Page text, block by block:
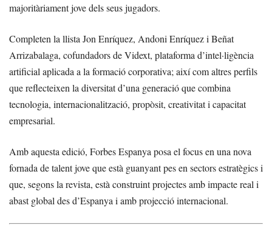
majoritàriament jove dels seus jugadors.
Completen la llista Jon Enríquez, Andoni Enríquez i Beñat
Arrizabalaga, cofundadors de Vidext, plataforma d’intel·ligència
artificial aplicada a la formació corporativa; així com altres perfils
que reflecteixen la diversitat d’una generació que combina
tecnologia, internacionalització, propòsit, creativitat i capacitat
empresarial.
Amb aquesta edició, Forbes Espanya posa el focus en una nova
fornada de talent jove que està guanyant pes en sectors estratègics i
que, segons la revista, està construint projectes amb impacte real i
abast global des d’Espanya i amb projecció internacional.